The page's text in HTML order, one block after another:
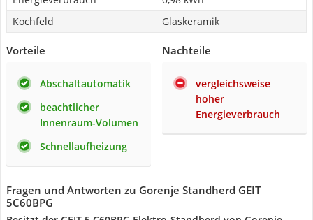
Kochfeld
Glaskeramik
Vorteile
Abschaltautomatik
beachtlicher
Innenraum-Volumen
Schnellaufheizung
Nachteile
vergleichsweise
hoher
Energieverbrauch
Fragen und Antworten zu Gorenje Standherd GEIT
5C60BPG